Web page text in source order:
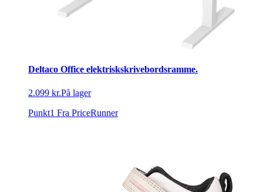
Deltaco Office elektriskskrivebordsramme.
2.099 kr.På lager
Punkt1 Fra PriceRunner